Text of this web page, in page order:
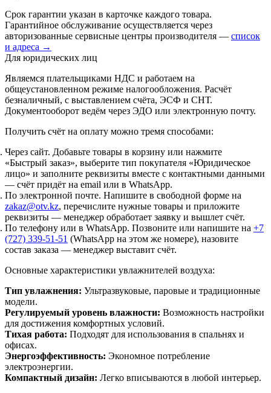
Срок гарантии указан в карточке каждого товара.
Гарантийное обслуживание осуществляется через
авторизованные сервисные центры производителя — список
и адреса →
Для юридических лиц
Являемся плательщиками НДС и работаем на
общеустановленном режиме налогообложения. Расчёт
безналичный, с выставлением счёта, ЭСФ и СНТ.
Документооборот ведём через ЭДО или электронную почту.
Получить счёт на оплату можно тремя способами:
Через сайт. Добавьте товары в корзину или нажмите
«Быстрый заказ», выберите тип покупателя «Юридическое
лицо» и заполните реквизиты вместе с контактными данными
— счёт придёт на email или в WhatsApp.
По электронной почте. Напишите в свободной форме на
zakaz@otv.kz, перечислите нужные товары и приложите
реквизиты — менеджер обработает заявку и вышлет счёт.
По телефону или в WhatsApp. Позвоните или напишите на +7
(727) 339-51-51 (WhatsApp на этом же номере), назовите
состав заказа — менеджер выставит счёт.
Основные характеристики увлажнителей воздуха:
Тип увлажнения: Ультразвуковые, паровые и традиционные
модели.
Регулируемый уровень влажности: Возможность настройки
для достижения комфортных условий.
Тихая работа: Подходят для использования в спальнях и
офисах.
Энергоэффективность: Экономное потребление
электроэнергии.
Компактный дизайн: Легко вписываются в любой интерьер.